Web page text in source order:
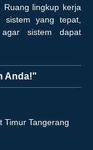
lingkup kerja
sistem yang tepat,
sistem dapat
Anda!"
Timur Tangerang